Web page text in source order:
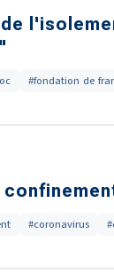
#fondation de
#coronavirus